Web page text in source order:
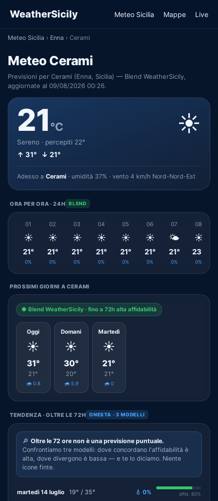
WeatherSicily Meteo Sicilia Mappe Live
Meteo Sicilia › Enna › Cerami
Meteo Cerami
Previsioni per Cerami (Enna, Sicilia) — Blend WeatherSicily,
aggiornate al 09/08/2026 00:26.
21°C
Sereno · percepiti 22°
↑ 31° ↓ 21°
☀️
Adesso a Cerami · umidità 37% · vento 4 km/h Nord-Nord-Est
ORA PER ORA · 24H BLEND
01
☀️
21°
0%
02
☀️
21°
0%
03
☀️
21°
0%
04
☀️
21°
0%
05
☀️
21°
0%
06
☀️
21°
0%
07
🌤️
21°
0%
08
☀️
23°
0%
PROSSIMI GIORNI A CERAMI
● Blend WeatherSicily · fino a 72h alta affidabilità
Oggi
☀️
31°
21°
🌧️ 0.8
Domani
☀️
30°
20°
🌧️ 5.9
Martedì
☀️
21°
21°
🌧️ 0
TENDENZA · OLTRE LE 72H ONESTA · 3 MODELLI
🔎 Oltre le 72 ore non è una previsione puntuale.
Confrontiamo tre modelli: dove concordano l'affidabilità è
alta, dove divergono è bassa — e te lo diciamo. Niente
icone finte.
martedì 14 luglio 19° / 35° 💧 0% affid. 80%